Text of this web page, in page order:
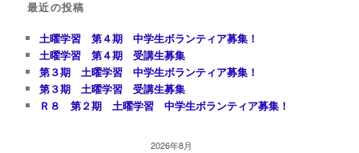
最近の投稿
土曜学習 第４期 中学生ボランティア募集！
土曜学習 第４期 受講生募集
第３期 土曜学習 中学生ボランティア募集！
第３期 土曜学習 受講生募集
Ｒ８ 第２期 土曜学習 中学生ボランティア募集！
2026年8月